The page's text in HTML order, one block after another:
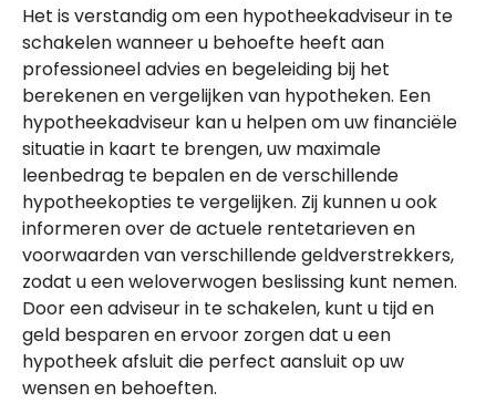
Het is verstandig om een hypotheekadviseur in te
schakelen wanneer u behoefte heeft aan
professioneel advies en begeleiding bij het
berekenen en vergelijken van hypotheken. Een
hypotheekadviseur kan u helpen om uw financiële
situatie in kaart te brengen, uw maximale
leenbedrag te bepalen en de verschillende
hypotheekopties te vergelijken. Zij kunnen u ook
informeren over de actuele rentetarieven en
voorwaarden van verschillende geldverstrekkers,
zodat u een weloverwogen beslissing kunt nemen.
Door een adviseur in te schakelen, kunt u tijd en
geld besparen en ervoor zorgen dat u een
hypotheek afsluit die perfect aansluit op uw
wensen en behoeften.